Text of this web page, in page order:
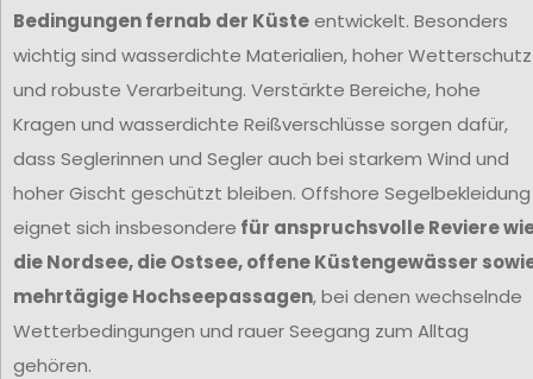
Bedingungen fernab der Küsteentwickelt. Besonders
wichtig sind wasserdichte Materialien, hoher Wetterschutz
und robuste Verarbeitung. Verstärkte Bereiche, hohe
Kragen und wasserdichte Reißverschlüsse sorgen dafür,
dass Seglerinnen und Segler auch bei starkem Wind und
hoher Gischt geschützt bleiben. Offshore Segelbekleidung
eignet sich insbesondere für anspruchsvolle Reviere
die Nordsee, die Ostsee, offene Küstengewässer
mehrtägige Hochseepassagen, bei denen wechselnde
Wetterbedingungen und rauer Seegang zum Alltag
gehören.